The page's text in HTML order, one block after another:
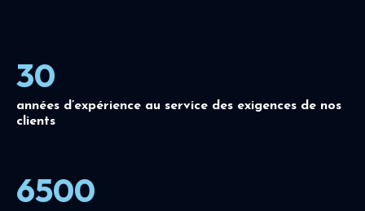
30
années d’expérience au service des exigences de nos
clients
6500